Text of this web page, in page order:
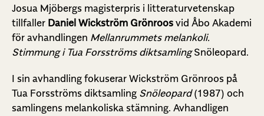
Josua Mjöbergs magisterpris i litteraturvetenskap
tillfaller Daniel Wickström Grönroos vid Åbo Akademi
för avhandlingen Mellanrummets melankoli.
Stimmung i Tua Forsströms diktsamlingSnöleopard.
I sin avhandling fokuserar Wickström Grönroos på
Tua Forsströms diktsamling Snöleopard(1987) och
samlingens melankoliska stämning. Avhandligen